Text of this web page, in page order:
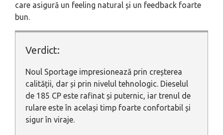
care asigură un feeling natural și un feedback foarte
bun.
Verdict:
Noul Sportage impresionează prin creșterea
calității, dar și prin nivelul tehnologic. Dieselul
de 185 CP este rafinat și puternic, iar trenul de
rulare este în același timp foarte confortabil și
sigur în viraje.